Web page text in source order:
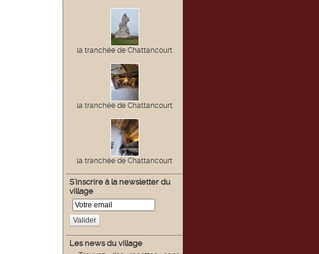
la tranchée de Chattancourt
la tranchée de Chattancourt
la tranchée de Chattancourt
S'inscrire à la newsletter du
village
Valider
Les news du village